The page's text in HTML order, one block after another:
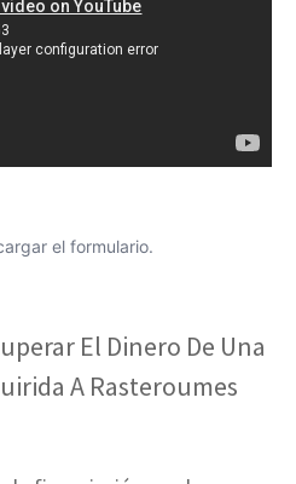
el formulario.
El Dinero De Una
A Rasteroumes